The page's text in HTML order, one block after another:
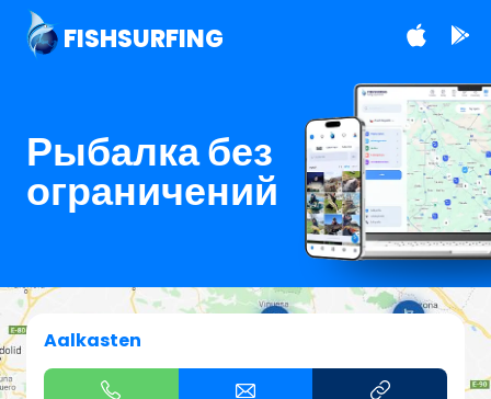
FISHSURFING
Рыбалка без
ограничений
Aalkasten